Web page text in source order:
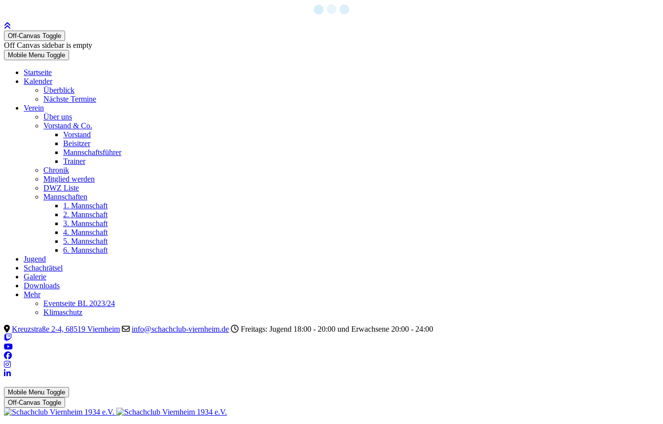
Off-Canvas Toggle
Off Canvas sidebar is empty
Mobile Menu Toggle
Startseite
Kalender
Überblick
Nächste Termine
Verein
Über uns
Vorstand & Co.
Vorstand
Beisitzer
Mannschaftsführer
Trainer
Chronik
Mitglied werden
DWZ Liste
Mannschaften
1. Mannschaft
2. Mannschaft
3. Mannschaft
4. Mannschaft
5. Mannschaft
6. Mannschaft
Jugend
Schachrätsel
Galerie
Downloads
Mehr
Eventseite BL 2023/24
Klimaschutz
Kreuzstraße 2-4, 68519 Viernheim
info@schachclub-viernheim.de Freitags: Jugend 18:00 - 20:00 und Erwachsene 20:00 - 24:00
Mobile Menu Toggle
Off-Canvas Toggle